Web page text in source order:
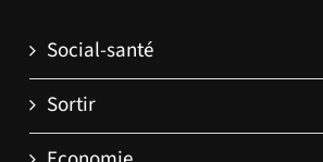
Social-santé
Sortir